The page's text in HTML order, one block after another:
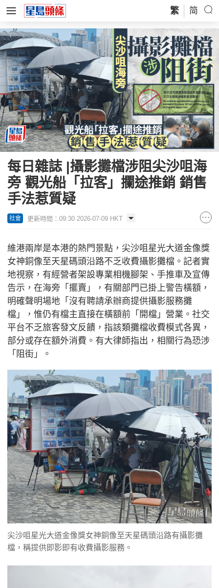
繁 简
每日雜誌 |攝影攤檔涉阻尖沙咀海
旁 觀光船「拉客」攔途推銷 銷售
手法惹質疑
社會 更新時間：09:30 2026-07-09 HKT
維港兩岸是本港的熱門景點，尖沙咀星光大道金像獎
女神銅像至天星碼頭沿路不乏收費攝影攤檔。記者實
地視察，有經營者架設專業相機腳架、手推車及宣傳
告示，在海旁「擺賣」，有關部門已掛上警告橫額，
明確聲明場地「沒有聘請承辦商提供攝影服務攤
檔」，惟仍有檔主直接在橫額前「開檔」營業。社交
平台不乏旅客發文反饋，指該類攤檔收費模式各異，
部分或存在額外消費。有大律師指出，相關行為恐涉
「阻街」。
尖沙咀星光大道金像獎女神銅像至天星碼頭沿路有攝影攤
檔，稱提供即影即有收費攝影服務。